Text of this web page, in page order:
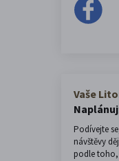
Vaše
Podívejte
návštěvy
podle